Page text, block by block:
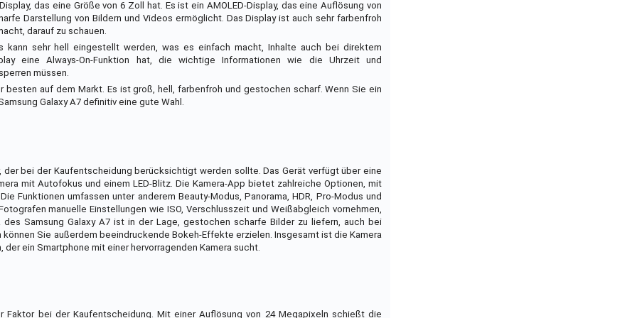
das eine Größe von 6 Zoll hat. Es ist ein AMOLED-Display, das eine Auflösung von
Darstellung von Bildern und Videos ermöglicht. Das Display ist auch sehr farbenfroh
darauf zu schauen.
kann sehr hell eingestellt werden, was es einfach macht, Inhalte auch bei direktem
eine Always-On-Funktion hat, die wichtige Informationen wie die Uhrzeit und
müssen.
besten auf dem Markt. Es ist groß, hell, farbenfroh und gestochen scharf. Wenn Sie ein
Galaxy A7 definitiv eine gute Wahl.
der bei der Kaufentscheidung berücksichtigt werden sollte. Das Gerät verfügt über eine
mit Autofokus und einem LED-Blitz. Die Kamera-App bietet zahlreiche Optionen, mit
Funktionen umfassen unter anderem Beauty-Modus, Panorama, HDR, Pro-Modus und
manuelle Einstellungen wie ISO, Verschlusszeit und Weißabgleich vornehmen,
Samsung Galaxy A7 ist in der Lage, gestochen scharfe Bilder zu liefern, auch bei
Sie außerdem beeindruckende Bokeh-Effekte erzielen. Insgesamt ist die Kamera
ein Smartphone mit einer hervorragenden Kamera sucht.
Faktor bei der Kaufentscheidung. Mit einer Auflösung von 24 Megapixeln schießt die